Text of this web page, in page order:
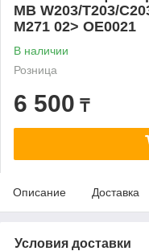
MB W203/T203/
M271 02> OE0021
В наличии
Розница
6 500 ₸
Описание Доставка
Условия доставки